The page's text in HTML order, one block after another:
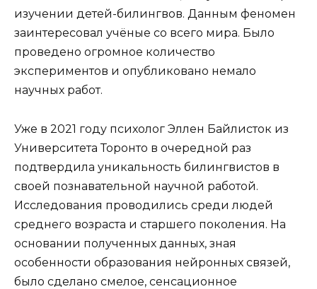
изучении детей-билингвов. Данным феномен
заинтересовал учёные со всего мира. Было
проведено огромное количество
экспериментов и опубликовано немало
научных работ.
Уже в 2021 году психолог Эллен Байлисток из
Университета Торонто в очередной раз
подтвердила уникальность билингвистов в
своей познавательной научной работой.
Исследования проводились среди людей
среднего возраста и старшего поколения. На
основании полученных данных, зная
особенности образования нейронных связей,
было сделано смелое, сенсационное